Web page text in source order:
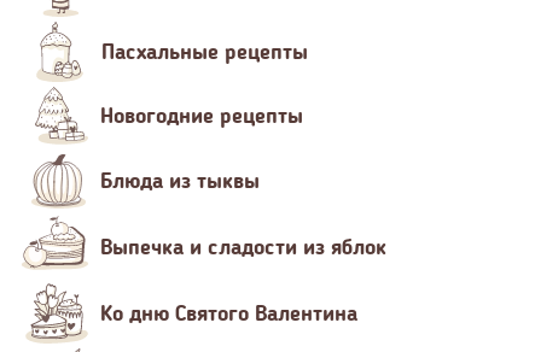
Пасхальные рецепты
Новогодние рецепты
Блюда из тыквы
Выпечка и сладости из яблок
Ко дню Святого Валентина